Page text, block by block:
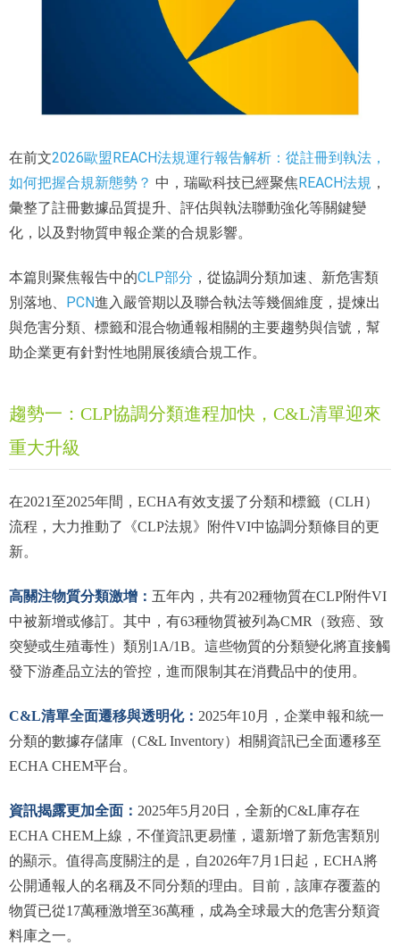
在前文2026歐盟REACH法規運行報告解析：從註冊到執法，
如何把握合規新態勢？ 中，瑞歐科技已經聚焦 REACH法規 ，
彙整了註冊數據品質提升、評估與執法聯動強化等關鍵變
化，以及對物質申報企業的合規影響。
本篇則聚焦報告中的CLP部分 ，從協調分類加速、新危害類
別落地、
PCN進入嚴管期以及聯合執法等幾個維度，提煉出
與危害分類、標籤和混合物通報相關的主要趨勢與信號，幫
助企業更有針對性地開展後續合規工作。
趨勢一：CLP協調分類進程加快，C&L清單迎來
重大升級
在2021至2025年間，ECHA有效支援了分類和標籤（CLH）
流程，大力推動了《CLP法規》附件VI中協調分類條目的更
新。
高關注物質分類激增： 五年內，共有202種物質在CLP附件VI
中被新增或修訂。其中，有63種物質被列為CMR（致癌、致
突變或生殖毒性）類別1A/1B。這些物質的分類變化將直接觸
發下游產品立法的管控，進而限制其在消費品中的使用。
C&L清單全面遷移與透明化： 2025年10月，企業申報和統一
分類的數據存儲庫（C&L Inventory）相關資訊已全面遷移至
ECHA CHEM平台。
資訊揭露更加全面： 2025年5月20日，全新的C&L庫存在
ECHA CHEM上線，不僅資訊更易懂，還新增了新危害類別
的顯示。值得高度關注的是，自2026年7月1日起，ECHA將
公開通報人的名稱及不同分類的理由。目前，該庫存覆蓋的
物質已從17萬種激增至36萬種，成為全球最大的危害分類資
料庫之一。